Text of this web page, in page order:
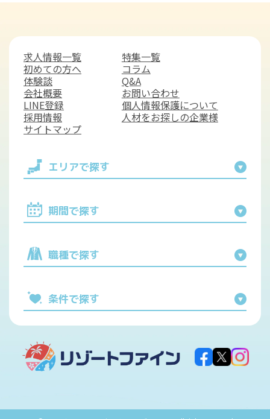
エリアで探す
期間で探す
職種で探す
条件で探す
求人情報一覧
特集一覧
初めての方へ
コラム
体験談
Q&A
会社概要
お問い合わせ
LINE登録
個人情報保護について
採用情報
人材をお探しの企業様
サイトマップ